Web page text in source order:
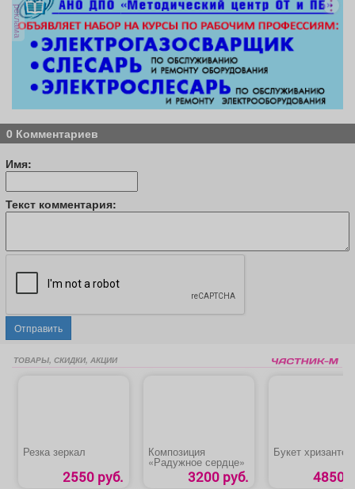
реклама
0 Комментариев
Имя:
Текст комментария:
Отправить
ТОВАРЫ, СКИДКИ, АКЦИИ
Резка зеркал
2550 руб.
Композиция
«Радужное сердце»
3200 руб.
Букет хризантем
4850